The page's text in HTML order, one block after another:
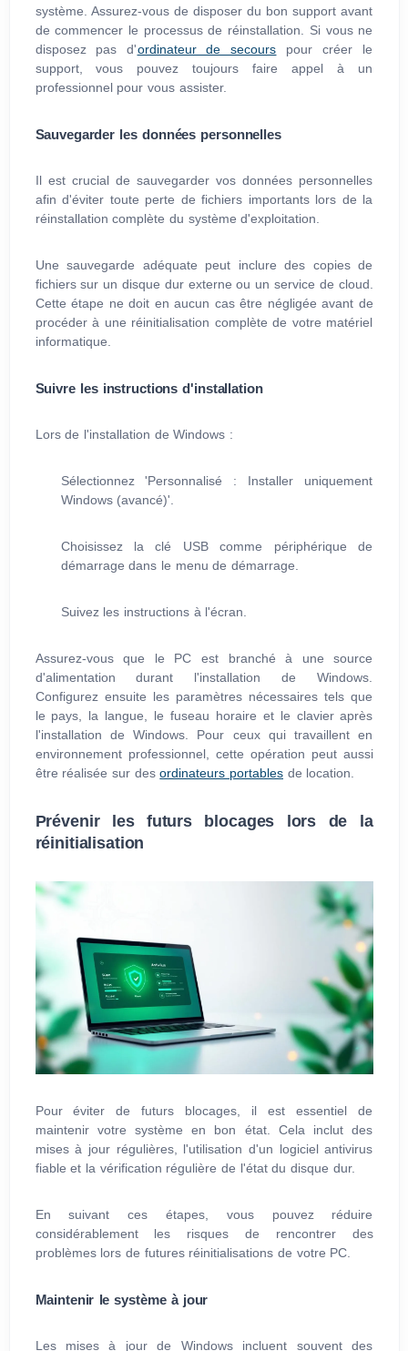
système. Assurez-vous de disposer du bon support avant
de commencer le processus de réinstallation. Si vous ne
disposez pas d'ordinateur de secours pour créer le
support, vous pouvez toujours faire appel à un
professionnel pour vous assister.
Sauvegarder les données personnelles
Il est crucial de sauvegarder vos données personnelles
afin d'éviter toute perte de fichiers importants lors de la
réinstallation complète du système d'exploitation.
Une sauvegarde adéquate peut inclure des copies de
fichiers sur un disque dur externe ou un service de cloud.
Cette étape ne doit en aucun cas être négligée avant de
procéder à une réinitialisation complète de votre matériel
informatique.
Suivre les instructions d'installation
Lors de l'installation de Windows :
Sélectionnez 'Personnalisé : Installer uniquement
Windows (avancé)'.
Choisissez la clé USB comme périphérique de
démarrage dans le menu de démarrage.
Suivez les instructions à l'écran.
Assurez-vous que le PC est branché à une source
d'alimentation durant l'installation de Windows.
Configurez ensuite les paramètres nécessaires tels que
le pays, la langue, le fuseau horaire et le clavier après
l'installation de Windows. Pour ceux qui travaillent en
environnement professionnel, cette opération peut aussi
être réalisée sur desordinateurs portables de location.
Prévenir les futurs blocages lors de la
réinitialisation
Pour éviter de futurs blocages, il est essentiel de
maintenir votre système en bon état. Cela inclut des
mises à jour régulières, l'utilisation d'un logiciel antivirus
fiable et la vérification régulière de l'état du disque dur.
En suivant ces étapes, vous pouvez réduire
considérablement les risques de rencontrer des
problèmes lors de futures réinitialisations de votre PC.
Maintenir le système à jour
Les mises à jour de Windows incluent souvent des